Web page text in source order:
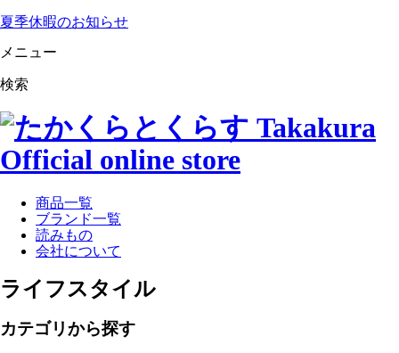
夏季休暇のお知らせ
メニュー
検索
商品一覧
ブランド一覧
読みもの
会社について
ライフスタイル
カテゴリから探す